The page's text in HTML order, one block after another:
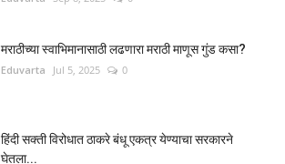
मराठीच्या स्वाभिमानासाठी लढणारा मराठी माणूस गुंड कसा?
Eduvarta Jul 5, 2025 0
हिंदी सक्ती विरोधात ठाकरे बंधू एकत्र येण्याचा सरकारने
घेतला...